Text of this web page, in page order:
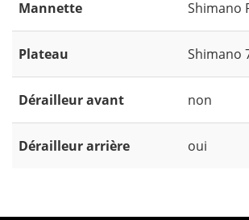
Mannette Shimano
Plateau Shimano
Dérailleur avant non
Dérailleur arrière oui